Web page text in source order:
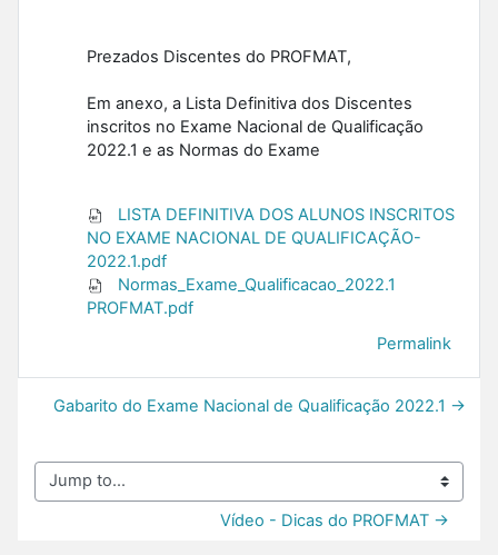
Prezados Discentes do PROFMAT,
Em anexo, a Lista Definitiva dos Discentes
inscritos no Exame Nacional de Qualificação
2022.1 e as Normas do Exame
LISTA DEFINITIVA DOS ALUNOS INSCRITOS
NO EXAME NACIONAL DE QUALIFICAÇÃO-
2022.1.pdf
Normas_Exame_Qualificacao_2022.1
PROFMAT.pdf
Permalink
Gabarito do Exame Nacional de Qualificação 2022.1 →
Jump to...
Vídeo - Dicas do PROFMAT →